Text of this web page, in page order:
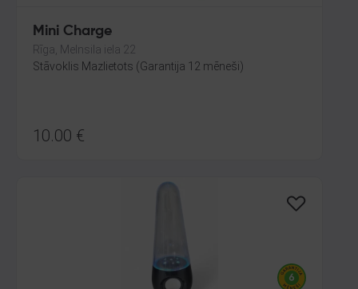
Mini Charge
Rīga, Melnsila iela 22
Stāvoklis Mazlietots (Garantija 12 mēneši)
10.00 €